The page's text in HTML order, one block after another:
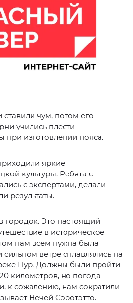
чум, потом его
учились плести
при изготовлении пояса.
яркие
культуры. Ребята с
с экспертами, делали
результаты.
городок. Это настоящий
в историческое
нам всем нужна была
сильном ветре сплавлялись на
Пур. Должны были пройти
километров, но погода
к сожалению, нам сократили
Нечей Сэротэтто.